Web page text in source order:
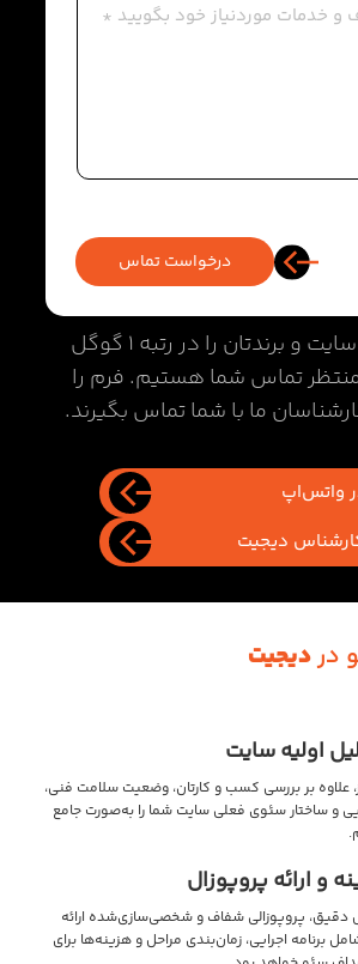
اگر آماده‌اید که سایت و برندتان را در رتبه 1 گوگل
تماس شما هستیم. فرم را
ما با شما تماس بگیرند.
واتس‌اپ
کارشناس دیجیت
درخواست تماس
دردیجیت
اولیه سایت
علاوه بر بررسی کسب و کارتان، وضعیت سلامت فنی،
و ساختار سئوی فعلی سایت شما را به‌صورت جامع
و ارائه پروپوزال
دقیق، پروپوزالی شفاف و شخصی‌سازی‌شده ارائه
برنامه اجرایی، زمان‌بندی مراحل و هزینه‌ها برای